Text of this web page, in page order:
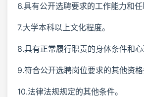
6.具有公开选聘要求的工作能力和任
7.大学本科以上文化程度。
8.具有正常履行职责的身体条件和心
9.符合公开选聘岗位要求的其他资格
10.法律法规规定的其他条件。